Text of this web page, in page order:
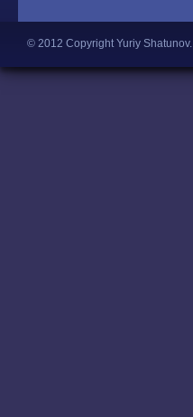
© 2012 Copyright Yuriy Shatunov.